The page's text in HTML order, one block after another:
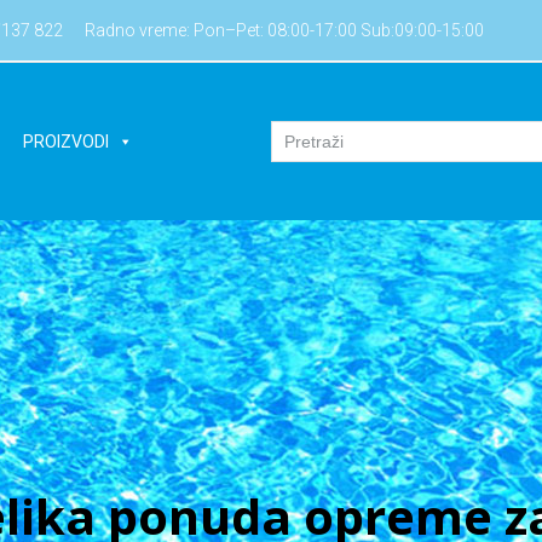
822 Radno vreme: Pon–Pet: 08:00-17:00 Sub:09:00-15:00
PROIZVODI
ponuda opreme